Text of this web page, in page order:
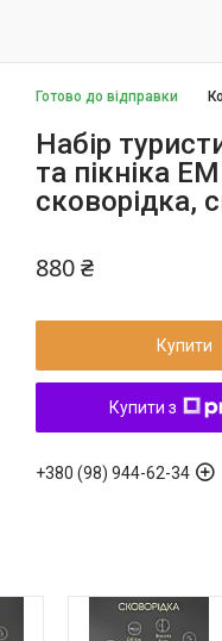
Готово до відправки
Набір
та пікніка
сковорідка,
880 ₴
Купити
Купити з
+380 (98) 944-62-34